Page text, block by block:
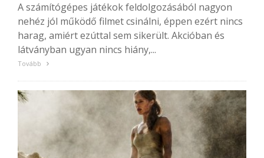
A számítógépes játékok feldolgozásából nagyon
nehéz jól működő filmet csinálni, éppen ezért nincs
harag, amiért ezúttal sem sikerült. Akcióban és
látványban ugyan nincs hiány,...
Tovább